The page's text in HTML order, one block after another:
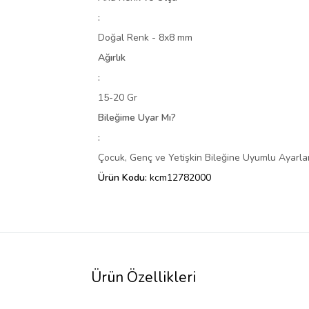
:
Doğal Renk - 8x8 mm
Ağırlık
:
15-20 Gr
Bileğime Uyar Mı?
:
Çocuk, Genç ve Yetişkin Bileğine Uyumlu
Ürün Kodu: kcm12782000
Ürün Özellikleri